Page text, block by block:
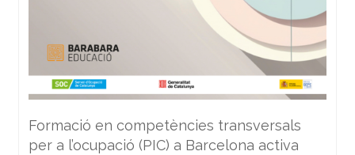
Formació en competències transversals
per a l’ocupació (PIC) a Barcelona activa